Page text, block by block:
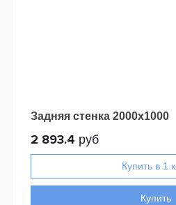
Задняя стенка 2000x1000
2 893.4 руб
Купить